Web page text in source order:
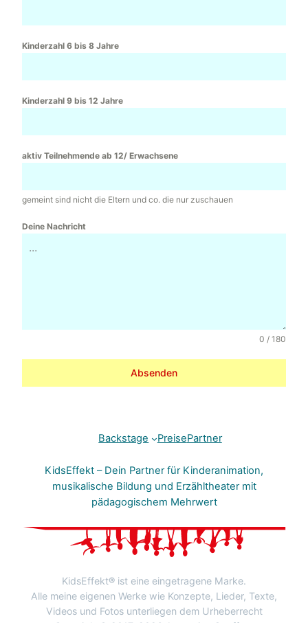
Kinderzahl 6 bis 8 Jahre
Kinderzahl 9 bis 12 Jahre
aktiv Teilnehmende ab 12/ Erwachsene
gemeint sind nicht die Eltern und co. die nur zuschauen
Deine Nachricht
0 / 180
Absenden
Backstage PreisePartner
KidsEffekt – Dein Partner für Kinderanimation,
musikalische Bildung und Erzähltheater mit
pädagogischem Mehrwert
KidsEffekt® ist eine eingetragene Marke.
Alle meine eigenen Werke wie Konzepte, Lieder, Texte,
Videos und Fotos unterliegen dem Urheberrecht